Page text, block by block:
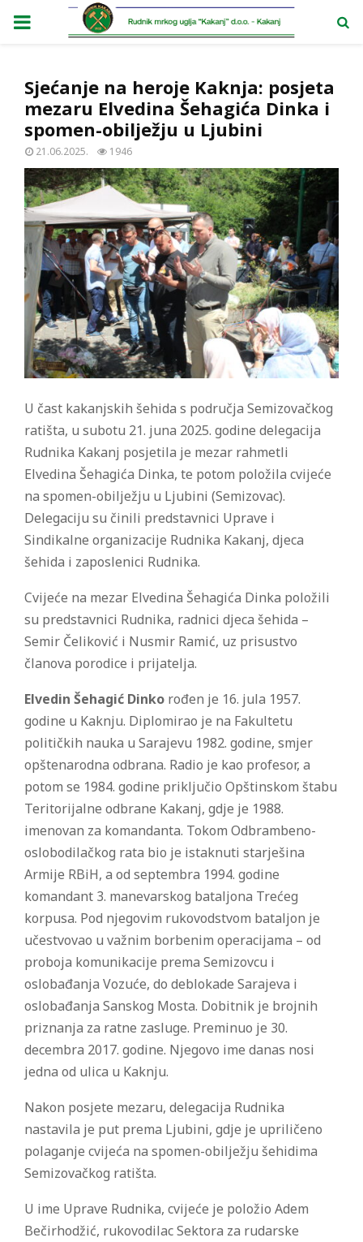
PRIMARY
Sjećanje na heroje Kaknja: posjeta
mezaru Elvedina Šehagića Dinka i
spomen-obilježju u Ljubini
21.06.2025. 1946
U čast kakanjskih šehida s područja Semizovačkog
ratišta, u subotu 21. juna 2025. godine delegacija
Rudnika Kakanj posjetila je mezar rahmetli
Elvedina Šehagića Dinka, te potom položila cvijeće
na spomen-obilježju u Ljubini (Semizovac).
Delegaciju su činili predstavnici Uprave i
Sindikalne organizacije Rudnika Kakanj, djeca
šehida i zaposlenici Rudnika.
Cvijeće na mezar Elvedina Šehagića Dinka položili
su predstavnici Rudnika, radnici djeca šehida –
Semir Čeliković i Nusmir Ramić, uz prisustvo
članova porodice i prijatelja.
Elvedin Šehagić Dinko rođen je 16. jula 1957.
godine u Kaknju. Diplomirao je na Fakultetu
političkih nauka u Sarajevu 1982. godine, smjer
opštenarodna odbrana. Radio je kao profesor, a
potom se 1984. godine priključio Opštinskom štabu
Teritorijalne odbrane Kakanj, gdje je 1988.
imenovan za komandanta. Tokom Odbrambeno-
oslobodilačkog rata bio je istaknuti starješina
Armije RBiH, a od septembra 1994. godine
komandant 3. manevarskog bataljona Trećeg
korpusa. Pod njegovim rukovodstvom bataljon je
učestvovao u važnim borbenim operacijama – od
proboja komunikacije prema Semizovcu i
oslobađanja Vozuće, do deblokade Sarajeva i
oslobađanja Sanskog Mosta. Dobitnik je brojnih
priznanja za ratne zasluge. Preminuo je 30.
decembra 2017. godine. Njegovo ime danas nosi
jedna od ulica u Kaknju.
Nakon posjete mezaru, delegacija Rudnika
nastavila je put prema Ljubini, gdje je upriličeno
polaganje cvijeća na spomen-obilježju šehidima
Semizovačkog ratišta.
U ime Uprave Rudnika, cvijeće je položio Adem
Bečirhodžić, rukovodilac Sektora za rudarske